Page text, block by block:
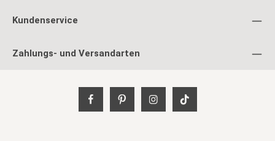
Kundenservice
Zahlungs- und Versandarten